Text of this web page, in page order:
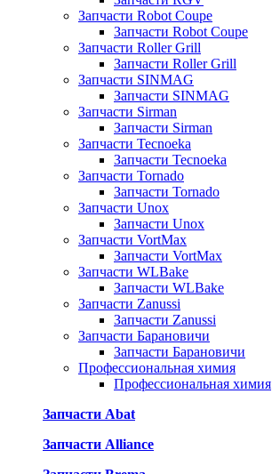
Запчасти Robot Coupe
Запчасти Robot Coupe
Запчасти Roller Grill
Запчасти Roller Grill
Запчасти SINMAG
Запчасти SINMAG
Запчасти Sirman
Запчасти Sirman
Запчасти Tecnoeka
Запчасти Tecnoeka
Запчасти Tornado
Запчасти Tornado
Запчасти Unox
Запчасти Unox
Запчасти VortMax
Запчасти VortMax
Запчасти WLBake
Запчасти WLBake
Запчасти Zanussi
Запчасти Zanussi
Запчасти Барановичи
Запчасти Барановичи
Профессиональная химия
Профессиональная химия
Запчасти Abat
Запчасти Alliance